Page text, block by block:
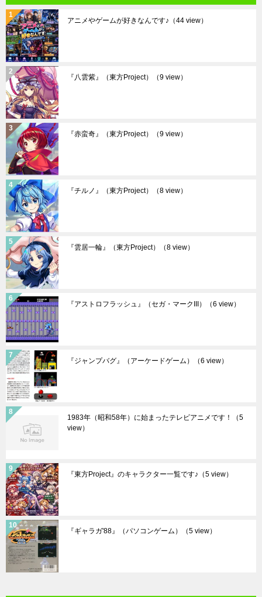
アニメやゲームが好きなんです♪ （44 view）
『八雲紫』（東方Project） （9 view）
『赤蛮奇』（東方Project） （9 view）
『チルノ』（東方Project） （8 view）
『雲居一輪』（東方Project） （8 view）
『アストロフラッシュ』（セガ・マークIII） （6 view）
『ジャンプバグ』（アーケードゲーム） （6 view）
1983年（昭和58年）に始まったテレビアニメです！
（5
view）
『東方Project』のキャラクター一覧です♪ （5 view）
『ギャラガ'88』（パソコンゲーム） （5 view）